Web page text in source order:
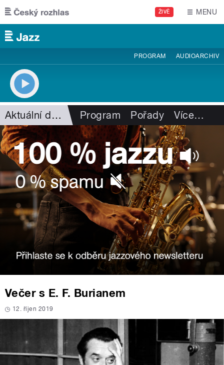
Přejít k hlavnímu obsahu
ŽIVĚ MENU
PROGRAM AUDIOARCHIV
Aktuální dění Program Pořady Více…
Večer s E. F. Burianem
12. říjen 2019